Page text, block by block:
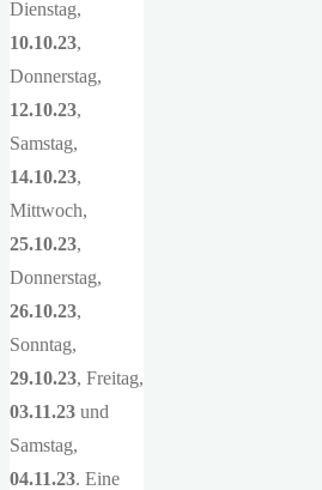
Dienstag,
10.10.23,
Donnerstag,
12.10.23,
Samstag,
14.10.23,
Mittwoch,
25.10.23,
Donnerstag,
26.10.23,
Sonntag,
29.10.23, Freitag,
03.11.23 und
Samstag,
04.11.23. Eine